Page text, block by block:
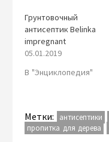
Грунтовочный
антисептик Belinka
impregnant
05.01.2019
В "Энциклопедия"
Метки: антисептики
пропитка для дерева